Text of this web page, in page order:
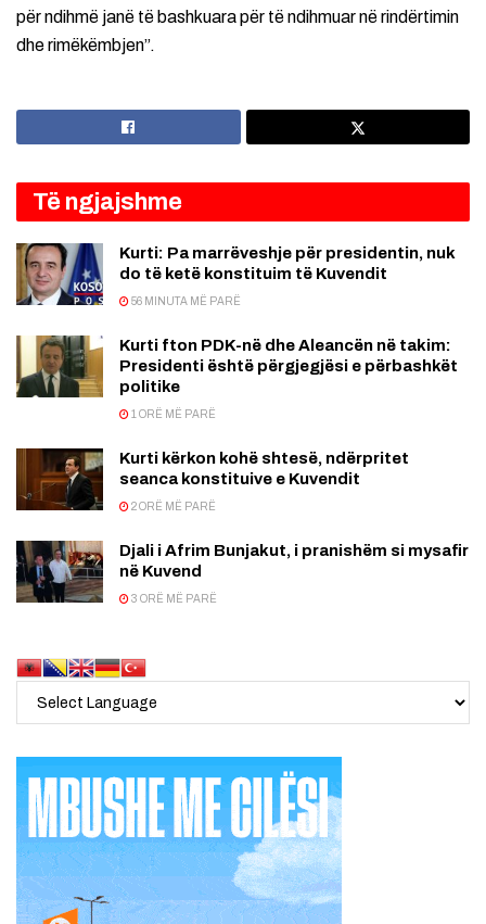
për ndihmë janë të bashkuara për të ndihmuar në rindërtimin
dhe rimëkëmbjen”.
Të ngjajshme
Kurti: Pa marrëveshje për presidentin, nuk
do të ketë konstituim të Kuvendit
56 MINUTA MË PARË
Kurti fton PDK-në dhe Aleancën në takim:
Presidenti është përgjegjësi e përbashkët
politike
1 ORË MË PARË
Kurti kërkon kohë shtesë, ndërpritet
seanca konstituive e Kuvendit
2 ORË MË PARË
Djali i Afrim Bunjakut, i pranishëm si mysafir
në Kuvend
3 ORË MË PARË